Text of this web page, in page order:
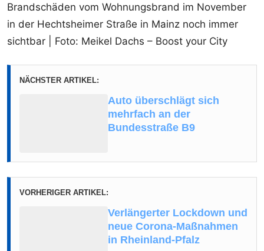
Brandschäden vom Wohnungsbrand im November
in der Hechtsheimer Straße in Mainz noch immer
sichtbar | Foto: Meikel Dachs – Boost your City
NÄCHSTER ARTIKEL:
Auto überschlägt sich
mehrfach an der
Bundesstraße B9
VORHERIGER ARTIKEL:
Verlängerter Lockdown und
neue Corona-Maßnahmen
in Rheinland-Pfalz